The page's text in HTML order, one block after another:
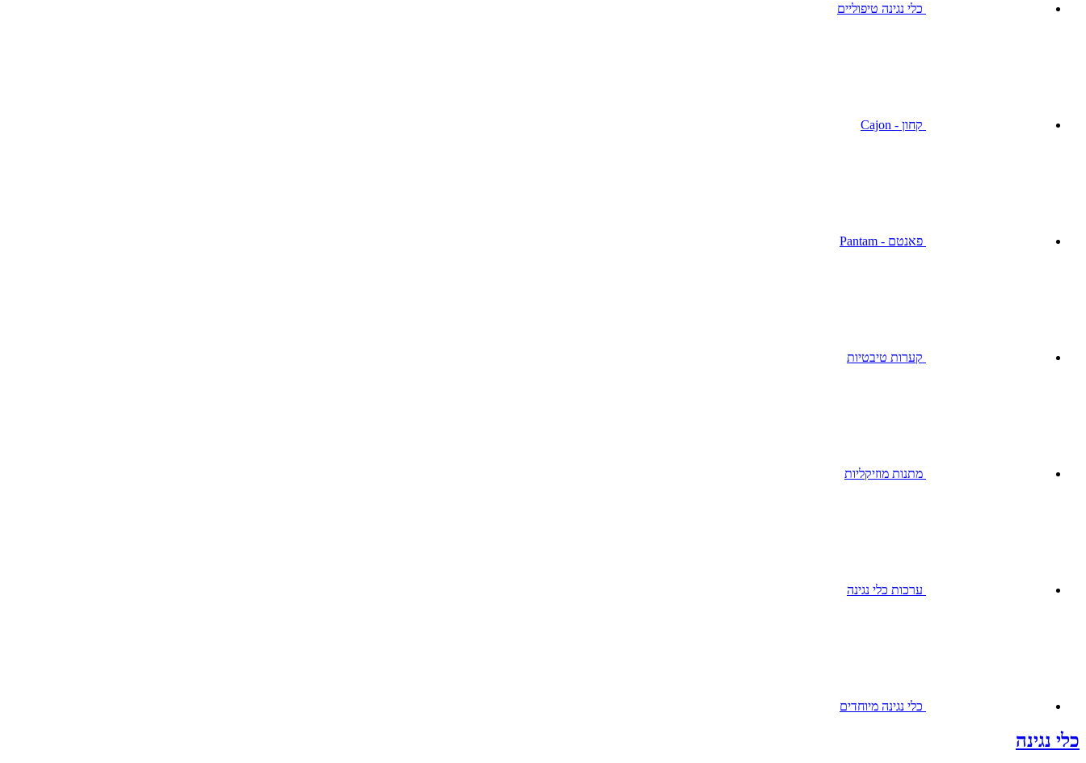
כלי נגינה טיפוליים
קחון - Cajon
פאנטם - Pantam
קערות טיבטיות
מתנות מוזיקליות
ערכות כלי נגינה
כלי נגינה מיוחדים
כלי נגינה